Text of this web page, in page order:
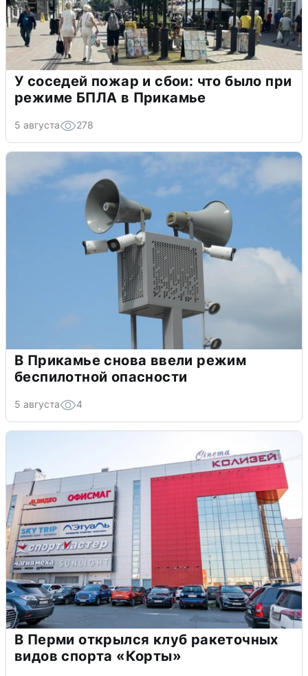
У соседей пожар и сбои: что было при
режиме БПЛА в Прикамье
5 августа 278
В Прикамье снова ввели режим
беспилотной опасности
5 августа 4
В Перми открылся клуб ракеточных
видов спорта «Корты»